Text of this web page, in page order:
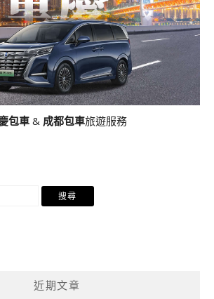
包車& 成都包車旅遊服務
近期文章